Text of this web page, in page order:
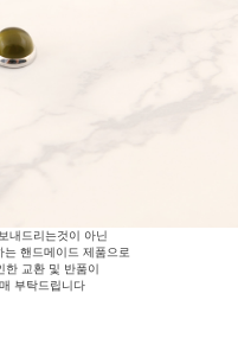
내드리는것이 아닌
핸드메이드 제품으로
한 교환 및 반품이
부탁드립니다